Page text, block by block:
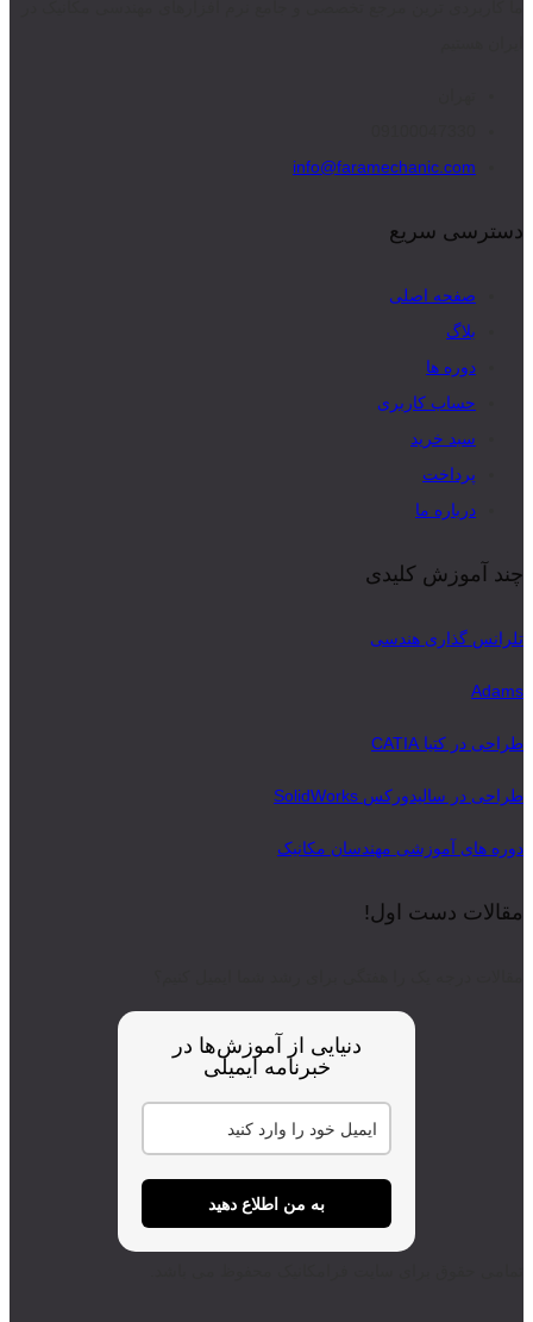
info@faramechanic.com
دسترسی سریع
صفحه اصلی
بلاگ
دوره ها
حساب کاربری
سبد خرید
پرداخت
درباره ما
چند آموزش کلیدی
تلرانس گذاری هندسی
Adams
طراحی در کتیا CATIA
طراحی در سالیدورکس SolidWorks
دوره های آموزشی مهندسان مکانیک
مقالات دست اول!
دنیایی از آموزش‌ها در
خبرنامه ایمیلی
به من اطلاع دهید